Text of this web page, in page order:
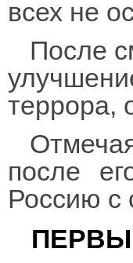
всех не
После
террора,
после
Россию с